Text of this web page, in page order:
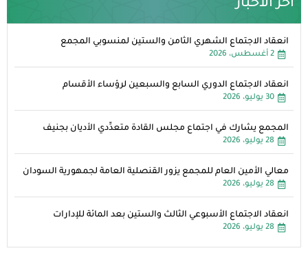
آخر الأخبار
انعقاد الاجتماع الشهري الثامن والستين لمنسوبي المجمع
2 أغسطس، 2026
انعقاد الاجتماع الدوري السابع والسبعين لرؤساء الأقسام
30 يوليو، 2026
المجمع يشارك في اجتماع مجلس القادة متعدِّدي الأديان بجنيف
28 يوليو، 2026
معالي الأمين العام للمجمع يزور القنصلية العامة لجمهورية السودان
28 يوليو، 2026
انعقاد الاجتماع الأسبوعي الثالث والستين بعد المائة للإدارات
28 يوليو، 2026